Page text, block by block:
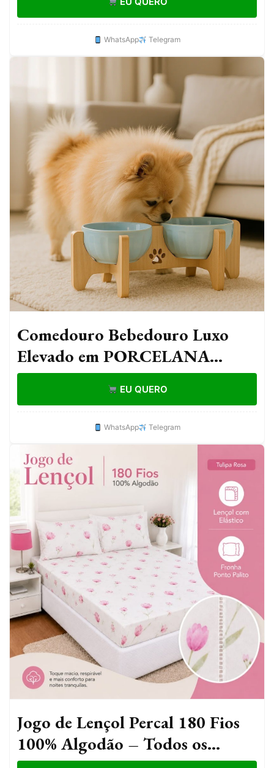
WhatsApp Telegram
Comedouro Bebedouro Luxo
Elevado em PORCELANA
620ml
EU QUERO
WhatsApp Telegram
Jogo de Lençol Percal 180 Fios
100% Algodão – Todos os